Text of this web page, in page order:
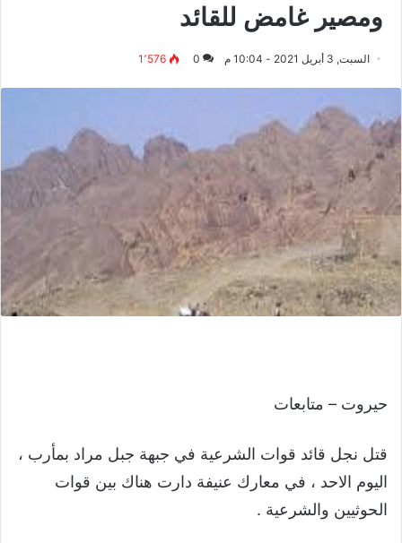
ومصير غامض للقائد
السبت, 3 أبريل 2021 - 10:04 م 0 1٬576
حيروت – متابعات
قتل نجل قائد قوات الشرعية في جبهة جبل مراد بمأرب ،
اليوم الاحد ، في معارك عنيفة دارت هناك بين قوات
الحوثيين والشرعية .